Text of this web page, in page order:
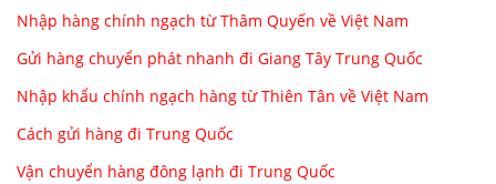
Nhập hàng chính ngạch từ Thâm Quyến về Việt Nam
Gửi hàng chuyển phát nhanh đi Giang Tây Trung Quốc
Nhập khẩu chính ngạch hàng từ Thiên Tân về Việt Nam
Cách gửi hàng đi Trung Quốc
Vận chuyển hàng đông lạnh đi Trung Quốc